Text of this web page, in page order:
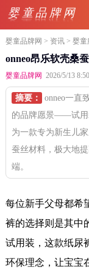
婴童品牌网
婴童品牌网 > 资讯> 婴童
onneo昂乐软壳桑
婴童品牌网 2026/5/13
摘要：
onneo一直
的品牌愿景——试用
为一款专为新生儿
蚕丝材料，极大地
端。
每位新手父母都希
裤的选择则是其中
试用装，这款纸尿
环保理念，让宝宝